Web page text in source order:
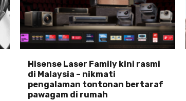
Hisense Laser Family kini rasmi
di Malaysia – nikmati
pengalaman tontonan bertaraf
pawagam di rumah